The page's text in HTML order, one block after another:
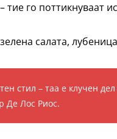
тие го поттикнуваат
салата,
стил – таа е клучен
Де Лос Риос.